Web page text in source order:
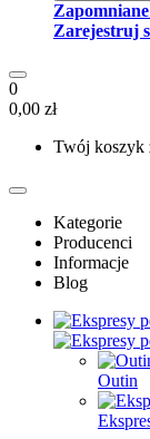
Zapomniane
Zarejestruj
0
0,00 zł
Twój koszyk
Kategorie
Producenci
Informacje
Blog
Outin